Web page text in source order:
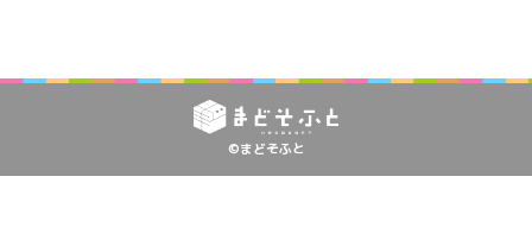
©まどそふと